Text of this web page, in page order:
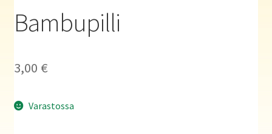
Haluatko kirjailijaksi?
Bambupilli
3,00 €
Varastossa